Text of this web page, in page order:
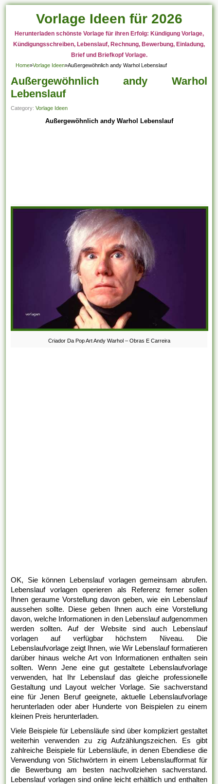
Vorlage Ideen für 2026
Herunterladen schönste Vorlage für ihren Erfolg: Kündigung Vorlage,
Kündigungsschreiben, Lebenslauf, Rechnung, Bewerbung, Einladung,
Brief und Briefkopf Vorlage.
Home»Vorlage Ideen»Außergewöhnlich andy Warhol Lebenslauf
Außergewöhnlich andy Warhol
Lebenslauf
Category:Vorlage Ideen
Außergewöhnlich andy Warhol Lebenslauf
Criador Da Pop Art Andy Warhol – Obras E Carreira
OK, Sie können Lebenslauf vorlagen gemeinsam abrufen.
Lebenslauf vorlagen operieren als Referenz ferner sollen
Ihnen geraume Vorstellung davon geben, wie ein Lebenslauf
aussehen sollte. Diese geben Ihnen auch eine Vorstellung
davon, welche Informationen in den Lebenslauf aufgenommen
werden sollten. Auf der Website sind auch Lebenslauf
vorlagen auf verfügbar höchstem Niveau. Die
Lebenslaufvorlage zeigt Ihnen, wie Wir Lebenslauf formatieren
darüber hinaus welche Art von Informationen enthalten sein
sollten. Wenn Jene eine gut gestaltete Lebenslaufvorlage
verwenden, hat Ihr Lebenslauf das gleiche professionelle
Gestaltung und Layout welcher Vorlage. Sie sachverstand
eine für Jenen Beruf geeignete, aktuelle Lebenslaufvorlage
herunterladen oder aber Hunderte von Beispielen zu einem
kleinen Preis herunterladen.
Viele Beispiele für Lebensläufe sind über kompliziert gestaltet
weiterhin verwenden zu zig Aufzählungszeichen. Es gibt
zahlreiche Beispiele für Lebensläufe, in denen Ebendiese die
Verwendung von Stichwörtern in einem Lebenslaufformat für
die Bewerbung am besten nachvollziehen sachverstand.
Lebenslauf vorlagen sind online leicht erhältlich und enthalten